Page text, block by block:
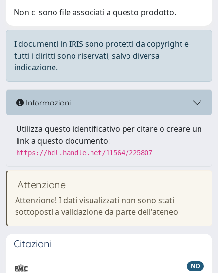
Non ci sono file associati a questo prodotto.
I documenti in IRIS sono protetti da copyright e
tutti i diritti sono riservati, salvo diversa
indicazione.
Informazioni
Utilizza questo identificativo per citare o creare un
link a questo documento:
https://hdl.handle.net/11564/225807
Attenzione
Attenzione! I dati visualizzati non sono stati
sottoposti a validazione da parte dell'ateneo
Citazioni
ND